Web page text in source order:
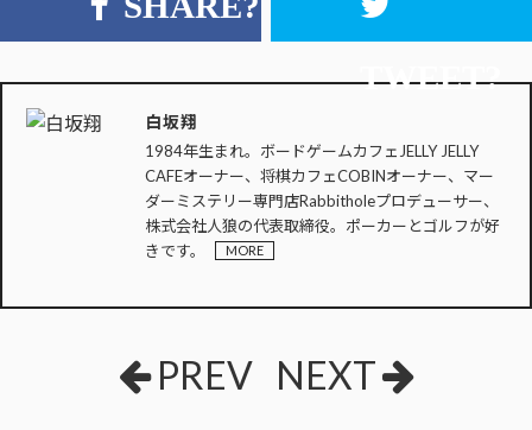
TWEET?
白坂翔
1984年生まれ。ボードゲームカフェJELLY JELLY
CAFEオーナー、将棋カフェCOBINオーナー、マー
ダーミステリー専門店Rabbitholeプロデューサー、
株式会社人狼の代表取締役。ポーカーとゴルフが好
きです。
MORE
PREV NEXT